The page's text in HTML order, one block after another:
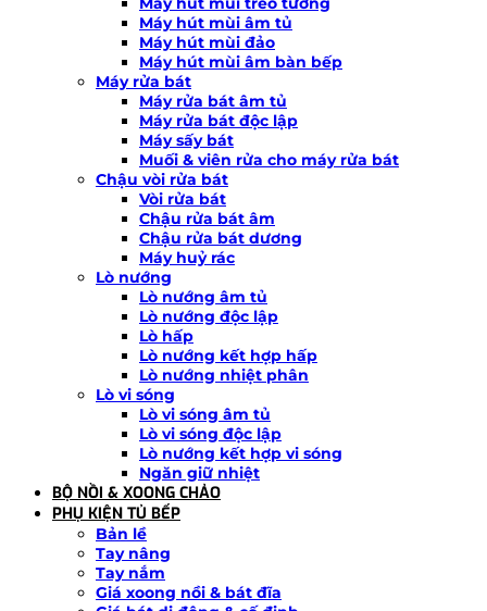
Máy hút mùi âm tủ
Máy hút mùi đảo
Máy hút mùi âm bàn bếp
Máy rửa bát
Máy rửa bát âm tủ
Máy rửa bát độc lập
Máy sấy bát
Muối & viên rửa cho máy rửa bát
Chậu vòi rửa bát
Vòi rửa bát
Chậu rửa bát âm
Chậu rửa bát dương
Máy huỷ rác
Lò nướng
Lò nướng âm tủ
Lò nướng độc lập
Lò hấp
Lò nướng kết hợp hấp
Lò nướng nhiệt phân
Lò vi sóng
Lò vi sóng âm tủ
Lò vi sóng độc lập
Lò nướng kết hợp vi sóng
Ngăn giữ nhiệt
BỘ NỒI & XOONG CHẢO
PHỤ KIỆN TỦ BẾP
Bản lề
Tay nâng
Tay nắm
Giá xoong nồi & bát đĩa